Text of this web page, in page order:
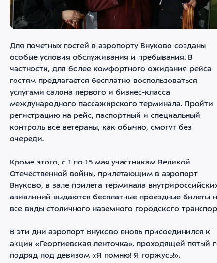
Для почетных гостей в аэропорту Внуково созданы
особые условия обслуживания и пребывания. В
частности, для более комфортного ожидания рейса
гостям предлагается бесплатно воспользоваться
услугами салона первого и бизнес-класса
международного пассажирского терминала. Пройти
регистрацию на рейс, паспортный и специальный
контроль все ветераны, как обычно, смогут без
очереди.
Кроме этого, с 1 по 15 мая участникам Великой
Отечественной войны, прилетающим в аэропорт
Внуково, в зале прилета терминала
авиалиний выдаются бесплатные проездные билеты
все виды столичного наземного городского
В эти дни аэропорт Внуково вновь присоединился к
акции «Георгиевская ленточка», проходящей пятый
подряд под девизом «Я помню! Я горжусь!».